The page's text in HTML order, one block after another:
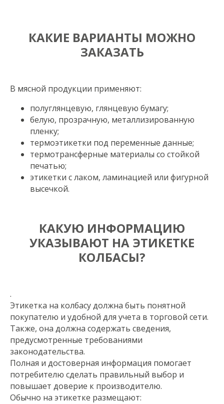
КАКИЕ ВАРИАНТЫ МОЖНО
ЗАКАЗАТЬ
В мясной продукции применяют:
полуглянцевую, глянцевую бумагу;
белую, прозрачную, металлизированную
пленку;
термоэтикетки под переменные данные;
термотрансферные материалы со стойкой
печатью;
этикетки с лаком, ламинацией или фигурной
высечкой.
КАКУЮ ИНФОРМАЦИЮ
УКАЗЫВАЮТ НА ЭТИКЕТКЕ
КОЛБАСЫ?
.
Этикетка на колбасу должна быть понятной
покупателю и удобной для учета в торговой сети.
Также, она должна содержать сведения,
предусмотренные требованиями
законодательства.
Полная и достоверная информация помогает
потребителю сделать правильный выбор и
повышает доверие к производителю.
Обычно на этикетке размещают: